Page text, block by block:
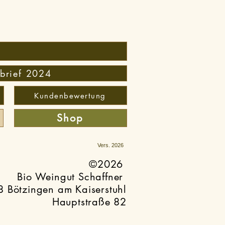
2024
Kundenbewertung
Shop
Vers. 2026
©2026
Bio Weingut Schaffner
Bötzingen am Kaiserstuhl
Hauptstraße 82